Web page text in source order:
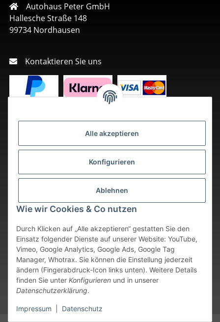
Alle akzeptieren
Konfigurieren
Ablehnen
Wie wir Cookies & Co nutzen
Durch Klicken auf „Alle akzeptieren“ gestatten Sie den
Einsatz folgender Dienste auf unserer Website: YouTube,
Vimeo, Google Analytics, Google Ads, Google Tag
Manager, Whotrax. Sie können die Einstellung jederzeit
ändern (Fingerabdruck-Icon links unten). Weitere Details
finden Sie unter Konfigurieren und in unserer
Datenschutzerklärung.
Impressum Datenschutz
Autohaus Peter GmbH
Hallesche Straße 148
99734 Nordhausen
Kontaktieren Sie uns
Vertrag widerrufen
* Alle Preise inkl. gesetzlicher USt., zzgl.Versand
verfügbaren Artikeln erfolgt der Versand innerhalb von 24